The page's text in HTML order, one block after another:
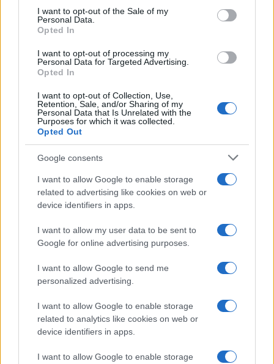
consent section.
I want to opt-out of the Sale of my
Personal Data.
Opted In
I want to opt-out of processing my
Personal Data for Targeted Advertising.
Opted In
I want to opt-out of Collection, Use,
Retention, Sale, and/or Sharing of my
Personal Data that Is Unrelated with the
Purposes for which it was collected.
Opted Out
Google consents
I want to allow Google to enable storage
related to advertising like cookies on web or
device identifiers in apps.
I want to allow my user data to be sent to
Google for online advertising purposes.
I want to allow Google to send me
personalized advertising.
I want to allow Google to enable storage
related to analytics like cookies on web or
device identifiers in apps.
I want to allow Google to enable storage
Continua a leggere
LIFESTYLE
Come abbinare i pantaloni Capri con le kitten heels:
consigli e ispirazioni
LIFESTYLE